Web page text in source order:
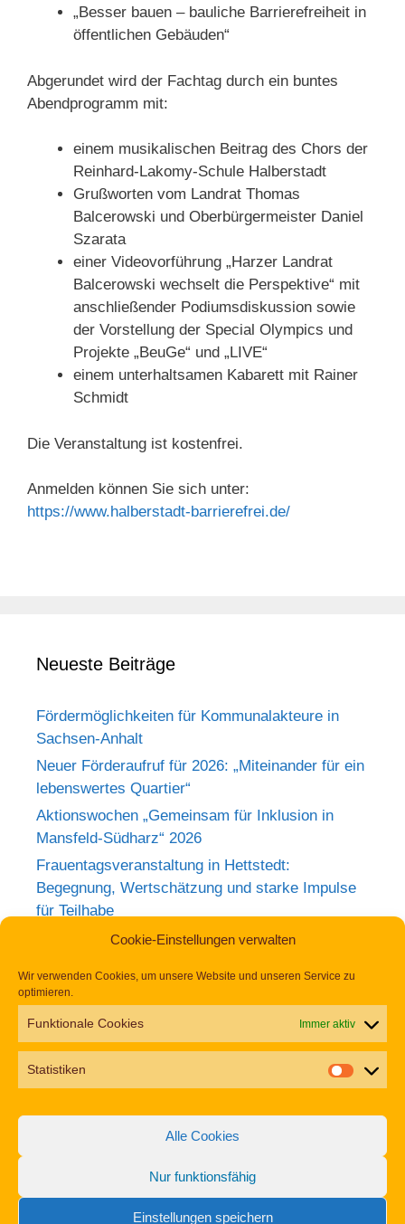
Cookie-Einstellungen verwalten
Wir verwenden Cookies, um unsere Website und unseren Service zu
optimieren.
Funktionale Cookies Immer aktiv
Statistiken
Alle Cookies
Nur funktionsfähig
Einstellungen speichern
„Besser bauen – bauliche Barrierefreiheit in
öffentlichen Gebäuden“
Abgerundet wird der Fachtag durch ein buntes
Abendprogramm mit:
einem musikalischen Beitrag des Chors der
Reinhard-Lakomy-Schule Halberstadt
Grußworten vom Landrat Thomas
Balcerowski und Oberbürgermeister Daniel
Szarata
einer Videovorführung „Harzer Landrat
Balcerowski wechselt die Perspektive“ mit
anschließender Podiumsdiskussion sowie
der Vorstellung der Special Olympics und
Projekte „BeuGe“ und „LIVE“
einem unterhaltsamen Kabarett mit Rainer
Schmidt
Die Veranstaltung ist kostenfrei.
Anmelden können Sie sich unter:
https://www.halberstadt-barrierefrei.de/
Neueste Beiträge
Fördermöglichkeiten für Kommunalakteure in
Sachsen-Anhalt
Neuer Förderaufruf für 2026: „Miteinander für ein
lebenswertes Quartier“
Aktionswochen „Gemeinsam für Inklusion in
Mansfeld-Südharz“ 2026
Frauentagsveranstaltung in Hettstedt:
Begegnung, Wertschätzung und starke Impulse
für Teilhabe
Rückblick zum Weltkrebstag im Europa-
Tag der Begegnung 2026 – Jetzt anmelden und
dabei sein!
Aufruf zu den Aktionswochen „Gemeinsam für
Datenschutz Erklärung zur Barrierefreiheit